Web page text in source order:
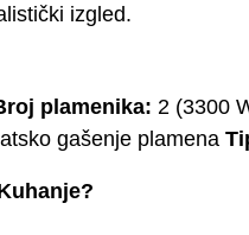
izgled.
plamenika: 2 (3300
gašenje plamena